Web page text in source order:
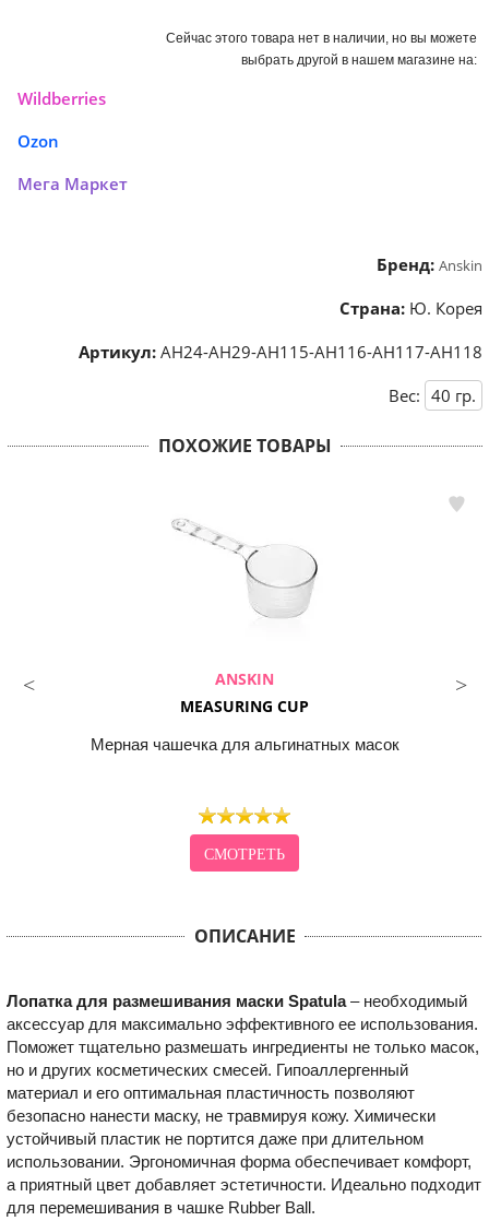
Сейчас этого товара нет в наличии, но вы можете
выбрать другой в нашем магазине на:
Wildberries
Ozon
Мега Маркет
Бренд: Anskin
Страна: Ю. Корея
Артикул: АН24-АН29-АН115-АН116-АН117-АН118
Вес: 40 гр.
ПОХОЖИЕ ТОВАРЫ
ANSKIN
MEASURING CUP
Мерная чашечка для альгинатных масок
СМОТРЕТЬ
ОПИСАНИЕ
Лопатка для размешивания маски Spatula– необходимый
аксессуар для максимально эффективного ее использования.
Поможет тщательно размешать ингредиенты не только масок,
но и других косметических смесей. Гипоаллергенный
материал и его оптимальная пластичность позволяют
безопасно нанести маску, не травмируя кожу. Химически
устойчивый пластик не портится даже при длительном
использовании. Эргономичная форма обеспечивает комфорт,
а приятный цвет добавляет эстетичности. Идеально подходит
для перемешивания в чашке Rubber Ball.